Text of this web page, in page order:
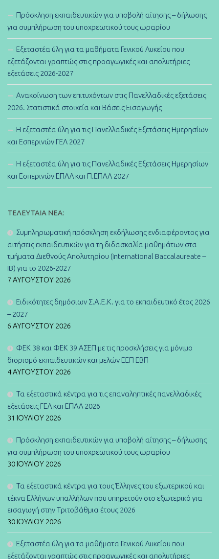
Πρόσκληση εκπαιδευτικών για υποβολή αίτησης – δήλωσης
για συμπλήρωση του υποχρεωτικού τους ωραρίου
Εξεταστέα ύλη για τα μαθήματα Γενικού Λυκείου που
εξετάζονται γραπτώς στις προαγωγικές και απολυτήριες
εξετάσεις 2026-2027
Ανακοίνωση των επιτυχόντων στις Πανελλαδικές εξετάσεις
2026. Στατιστικά στοιχεία και Βάσεις Εισαγωγής
Η εξεταστέα ύλη για τις Πανελλαδικές Εξετάσεις Ημερησίων
και Εσπερινών ΓΕΛ 2027
Η εξεταστέα ύλη για τις Πανελλαδικές Εξετάσεις Ημερησίων
και Εσπερινών ΕΠΑΛ και Π.ΕΠΑΛ 2027
ΤΕΛΕΥΤΑΊΑ ΝΈΑ:
Συμπληρωματική πρόσκληση εκδήλωσης ενδιαφέροντος για
αιτήσεις εκπαιδευτικών για τη διδασκαλία μαθημάτων στα
τμήματα Διεθνούς Απολυτηρίου (International Baccalaureate –
IB) για το 2026-2027
7 ΑΥΓΟΎΣΤΟΥ 2026
Ειδικότητες δημόσιων Σ.Α.Ε.Κ. για το εκπαιδευτικό έτος 2026
– 2027
6 ΑΥΓΟΎΣΤΟΥ 2026
ΦΕΚ 38 και ΦΕΚ 39 ΑΣΕΠ με τις προσκλήσεις για μόνιμο
διορισμό εκπαιδευτικών και μελών ΕΕΠ ΕΒΠ
4 ΑΥΓΟΎΣΤΟΥ 2026
Τα εξεταστικά κέντρα για τις επαναληπτικές πανελλαδικές
εξετάσεις ΓΕΛ και ΕΠΑΛ 2026
31 ΙΟΥΛΊΟΥ 2026
Πρόσκληση εκπαιδευτικών για υποβολή αίτησης – δήλωσης
για συμπλήρωση του υποχρεωτικού τους ωραρίου
30 ΙΟΥΛΊΟΥ 2026
Τα εξεταστικά κέντρα για τους Έλληνες του εξωτερικού και
τέκνα Ελλήνων υπαλλήλων που υπηρετούν στο εξωτερικό για
εισαγωγή στην Τριτοβάθμια έτους 2026
30 ΙΟΥΛΊΟΥ 2026
Εξεταστέα ύλη για τα μαθήματα Γενικού Λυκείου που
εξετάζονται γραπτώς στις προαγωγικές και απολυτήριες